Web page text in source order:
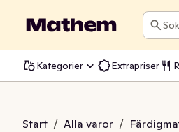
Sök
Kategorier Extrapriser
Start / Alla varor /
Fast EKO/KRAV